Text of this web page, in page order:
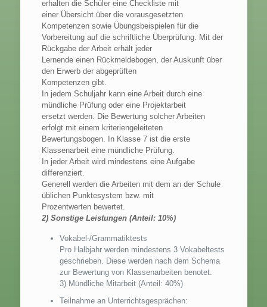
erhalten die Schüler eine Checkliste mit
einer Übersicht über die vorausgesetzten
Kompetenzen sowie Übungsbeispielen für die
Vorbereitung auf die schriftliche Überprüfung. Mit der
Rückgabe der Arbeit erhält jeder
Lernende einen Rückmeldebogen, der Auskunft über
den Erwerb der abgeprüften
Kompetenzen gibt.
In jedem Schuljahr kann eine Arbeit durch eine
mündliche Prüfung oder eine Projektarbeit
ersetzt werden. Die Bewertung solcher Arbeiten
erfolgt mit einem kriteriengeleiteten
Bewertungsbogen. In Klasse 7 ist die erste
Klassenarbeit eine mündliche Prüfung.
In jeder Arbeit wird mindestens eine Aufgabe
differenziert.
Generell werden die Arbeiten mit dem an der Schule
üblichen Punktesystem bzw. mit
Prozentwerten bewertet.
2) Sonstige Leistungen (Anteil: 10%)
Vokabel-/Grammatiktests
Pro Halbjahr werden mindestens 3 Vokabeltests
geschrieben. Diese werden nach dem Schema
zur Bewertung von Klassenarbeiten benotet.
3) Mündliche Mitarbeit (Anteil: 40%)
Teilnahme an Unterrichtsgesprächen: